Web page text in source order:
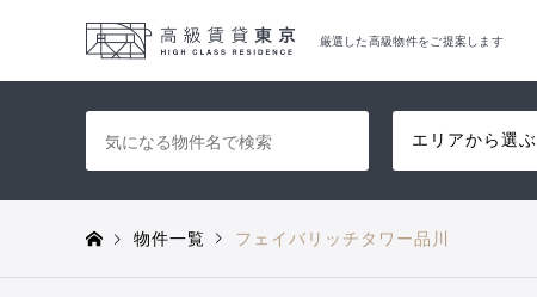
厳選した高級物件をご提案します
エリアから選ぶ
物件一覧 フェイバリッチタワー品川